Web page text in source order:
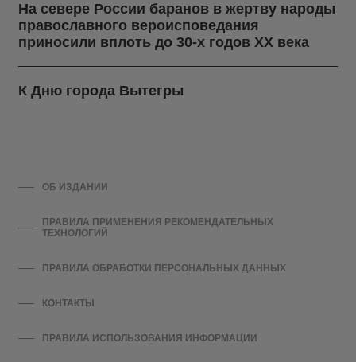
На севере России баранов в жертву народы
православного вероисповедания
приносили вплоть до 30-х годов ХХ века
К Дню города Вытегры
ОБ ИЗДАНИИ
ПРАВИЛА ПРИМЕНЕНИЯ РЕКОМЕНДАТЕЛЬНЫХ
ТЕХНОЛОГИЙ
ПРАВИЛА ОБРАБОТКИ ПЕРСОНАЛЬНЫХ ДАННЫХ
КОНТАКТЫ
ПРАВИЛА ИСПОЛЬЗОВАНИЯ ИНФОРМАЦИИ